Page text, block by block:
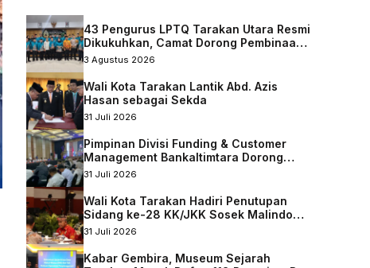
43 Pengurus LPTQ Tarakan Utara Resmi
Dikukuhkan, Camat Dorong Pembinaan
Qurani Berkelanjutan
3 Agustus 2026
Wali Kota Tarakan Lantik Abd. Azis
Hasan sebagai Sekda
31 Juli 2026
Pimpinan Divisi Funding & Customer
Management Bankaltimtara Dorong
Percepatan Digitalisasi Keuangan di
31 Juli 2026
Wali Kota Tarakan Hadiri Penutupan
Sidang ke-28 KK/JKK Sosek Malindo
Tingkat Kaltara–Sabah
31 Juli 2026
Kabar Gembira, Museum Sejarah